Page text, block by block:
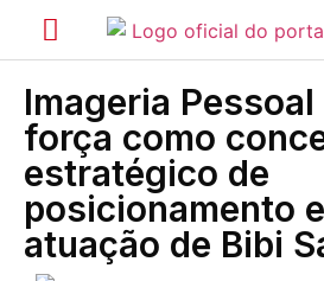
Imageria Pessoal
força como
estratégico de
posicionamento
atuação de Bibi